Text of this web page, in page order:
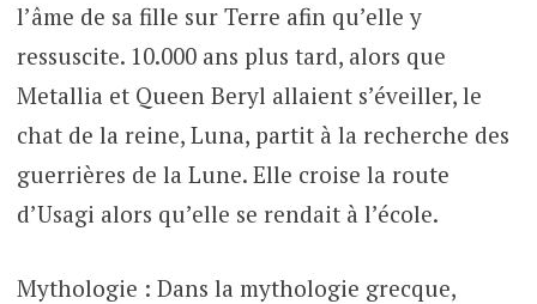
l’âme de sa fille sur Terre afin qu’elle y
ressuscite. 10.000 ans plus tard, alors que
Metallia et Queen Beryl allaient s’éveiller, le
chat de la reine, Luna, partit à la recherche des
guerrières de la Lune. Elle croise la route
d’Usagi alors qu’elle se rendait à l’école.
Mythologie : Dans la mythologie grecque,